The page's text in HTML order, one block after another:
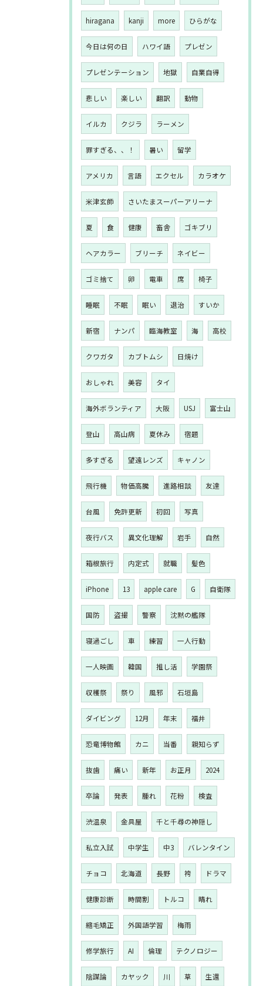
hiragana kanji more ひらがな
今日は何の日 ハワイ語 プレゼン
プレゼンテーション 地獄 自業自得
悲しい 楽しい 翻訳 動物
イルカ クジラ ラーメン
罪すぎる、、！ 暑い 留学
アメリカ 言語 エクセル カラオケ
米津玄師 さいたまスーパーアリーナ
夏 食 健康 畜舎 ゴキブリ
ヘアカラー ブリーチ ネイビー
ゴミ捨て 卵 電車 席 椅子
睡眠 不眠 眠い 退治 すいか
新宿 ナンパ 臨海教室 海 高校
クワガタ カブトムシ 日焼け
おしゃれ 美容 タイ
海外ボランティア 大阪 USJ 富士山
登山 高山病 夏休み 宿題
多すぎる 望遠レンズ キャノン
飛行機 物価高騰 進路相談 友達
台風 免許更新 初回 写真
夜行バス 異文化理解 岩手 自然
箱根旅行 内定式 就職 髪色
iPhone 13 apple care G 自衛隊
国防 盗撮 警察 沈黙の艦隊
寝過ごし 車 練習 一人行動
一人映画 韓国 推し活 学園祭
収穫祭 祭り 風邪 石垣島
ダイビング 12月 年末 福井
恐竜博物館 カニ 当番 親知らず
抜歯 痛い 新年 お正月 2024
卒論 発表 腫れ 花粉 検査
渋温泉 金具屋 千と千尋の神隠し
私立入試 中学生 中3 バレンタイン
チョコ 北海道 長野 袴 ドラマ
健康診断 時間割 トルコ 晴れ
縮毛矯正 外国語学習 梅雨
修学旅行 AI 倫理 テクノロジー
陰謀論 カヤック 川 草 生還